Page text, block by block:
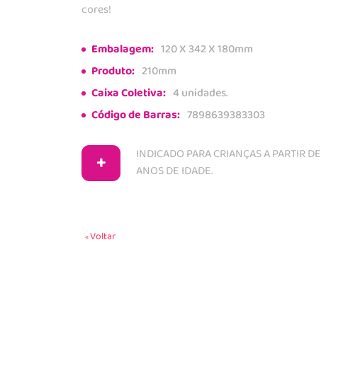
cores!
Embalagem: 120 X 342 X 180mm
Produto: 210mm
Caixa Coletiva: 4 unidades.
Código de Barras: 7898639383303
+
INDICADO PARA CRIANÇAS A PARTIR DE
ANOS DE IDADE.
«Voltar